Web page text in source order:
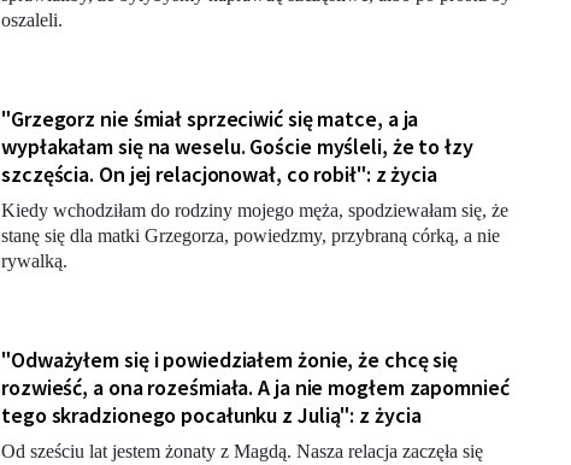
oszaleli.
"Grzegorz nie śmiał sprzeciwić się matce, a ja
wypłakałam się na weselu. Goście myśleli, że to łzy
szczęścia. On jej relacjonował, co robił": z życia
Kiedy wchodziłam do rodziny mojego męża, spodziewałam się, że
stanę się dla matki Grzegorza, powiedzmy, przybraną córką, a nie
rywalką.
"Odważyłem się i powiedziałem żonie, że chcę się
rozwieść, a ona roześmiała. A ja nie mogłem zapomnieć
tego skradzionego pocałunku z Julią": z życia
Od sześciu lat jestem żonaty z Magdą. Nasza relacja zaczęła się